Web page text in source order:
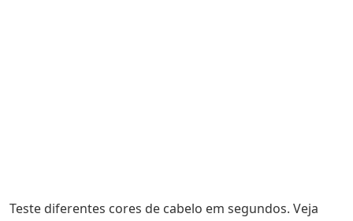
Teste diferentes cores de cabelo em segundos. Veja